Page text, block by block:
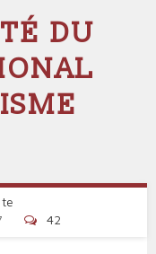
DU
42